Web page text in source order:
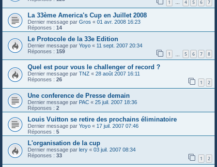
1 … 4 5 6 7
La 33ème America's Cup en Juillet 2008
Dernier message par Gros « 01 avr. 2008 16:23
Réponses : 14
Le Protocole de la 33e Edition
Dernier message par Yoyo « 11 sept. 2007 20:34
Réponses : 159 1 5 6 7 8
Quel est pour vous le challenger of record ?
Dernier message par TNZ « 28 août 2007 16:11
Réponses : 26 1 2
Une conference de Presse demain
Dernier message par PAC « 25 juil. 2007 18:36
Réponses : 2
Louis Vuitton se retire des prochains éliminatoire
Dernier message par Yoyo « 17 juil. 2007 07:46
Réponses : 5
L'organisation de la cup
Dernier message par lery « 03 juil. 2007 08:34
Réponses : 33 1 2